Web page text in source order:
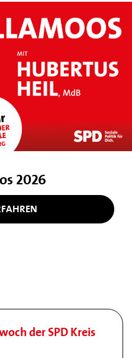
2026
der SPD Kreis